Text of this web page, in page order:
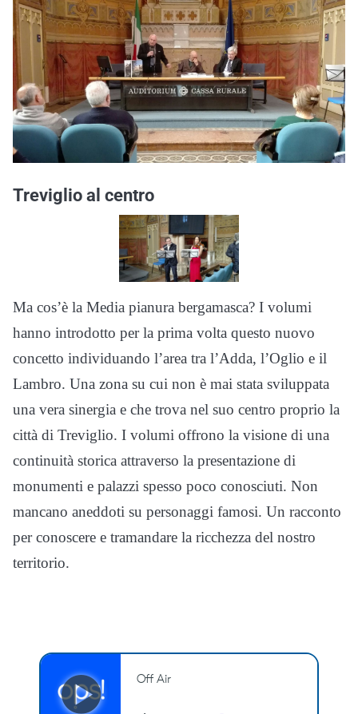
Treviglio al centro
Ma cos’è la Media pianura bergamasca? I volumi
hanno introdotto per la prima volta questo nuovo
concetto individuando l’area tra l’Adda, l’Oglio e il
Lambro. Una zona su cui non è mai stata sviluppata
una vera sinergia e che trova nel suo centro proprio la
città di Treviglio. I volumi offrono la visione di una
continuità storica attraverso la presentazione di
monumenti e palazzi spesso poco conosciuti. Non
mancano aneddoti su personaggi famosi. Un racconto
per conoscere e tramandare la ricchezza del nostro
territorio.